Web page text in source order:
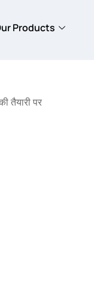
Products
तैयारी पर